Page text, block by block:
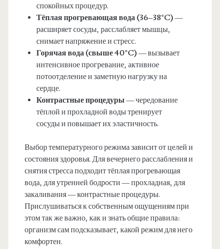
спокойных процедур.
Тёплая прогревающая вода (36–38°C) —
расширяет сосуды, расслабляет мышцы,
снимает напряжение и стресс.
Горячая вода (свыше 40°C) — вызывает
интенсивное прогревание, активное
потоотделение и заметную нагрузку на
сердце.
Контрастные процедуры — чередование
тёплой и прохладной воды тренирует
сосуды и повышает их эластичность.
Выбор температурного режима зависит от целей и
состояния здоровья. Для вечернего расслабления и
снятия стресса подходит тёплая прогревающая
вода, для утренней бодрости — прохладная, для
закаливания — контрастные процедуры.
Прислушиваться к собственным ощущениям при
этом так же важно, как и знать общие правила:
организм сам подсказывает, какой режим для него
комфортен.